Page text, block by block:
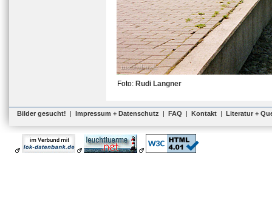
Foto: Rudi Langner
Bilder gesucht! | Impressum + Datenschutz | FAQ | Kontakt | Literatur +